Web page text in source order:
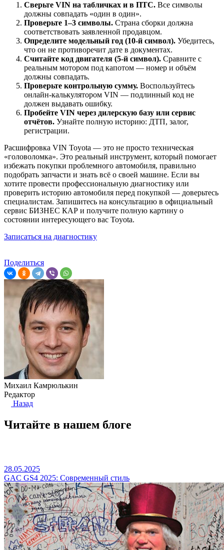
Сверьте VIN на табличках и в ПТС. Все символы
должны совпадать «один в один».
Проверьте 1–3 символы. Страна сборки должна
соответствовать заявленной продавцом.
Определите модельный год (10-й символ). Убедитесь,
что он не противоречит дате в документах.
Считайте код двигателя (5-й символ). Сравните с
реальным мотором под капотом — номер и объём
должны совпадать.
Проверьте контрольную сумму. Воспользуйтесь
онлайн-калькулятором VIN — подлинный код не
должен выдавать ошибку.
Пробейте VIN через дилерскую базу или сервис
отчётов. Узнайте полную историю: ДТП, залог,
регистрации.
Расшифровка VIN Toyota — это не просто техническая
«головоломка». Это реальный инструмент, который помогает
избежать покупки проблемного автомобиля, правильно
подобрать запчасти и знать всё о своей машине. Если вы
хотите провести профессиональную диагностику или
проверить историю автомобиля перед покупкой — доверьтесь
специалистам. Запишитесь на консультацию в официальный
сервис БИЗНЕС КАР и получите полную картину о
состоянии интересующего вас Toyota.
Записаться на диагностику
Поделиться
Михаил Камрюлькин
Редактор
Назад
Читайте в нашем блоге
28.05.2025
GAC GS4 2025: Современный стиль